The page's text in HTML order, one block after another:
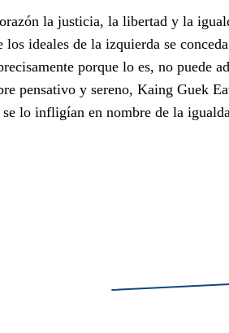
la justicia, la libertad y la
los ideales de la izquierda se
porque lo es, no puede
pensativo y sereno, Kaing Guek
lo infligían en nombre de la